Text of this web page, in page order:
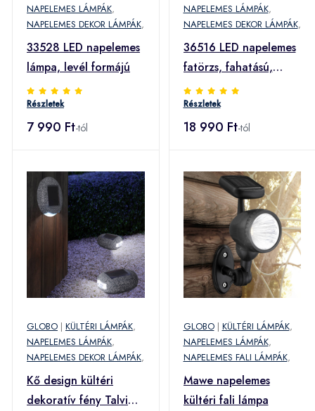
NAPELEMES LÁMPÁK,
NAPELEMES DEKOR LÁMPÁK,
33528 LED napelemes
lámpa, levél formájú
Részletek
7 990 Ft-tól
NAPELEMES LÁMPÁK,
NAPELEMES DEKOR LÁMPÁK,
36516 LED napelemes
fatörzs, fahatású,
körtével
Részletek
18 990 Ft-tól
GLOBO | KÜLTÉRI LÁMPÁK,
NAPELEMES LÁMPÁK,
NAPELEMES DEKOR LÁMPÁK,
Kő design kültéri
dekoratív fény Talvi
GLOBO| KÜLTÉRI LÁMPÁK,
NAPELEMES LÁMPÁK,
NAPELEMES FALI LÁMPÁK,
Mawe napelemes
kültéri fali lámpa